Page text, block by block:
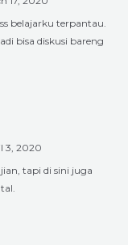
belajarku terpantau.
bisa diskusi bareng
3, 2020
tapi di sini juga